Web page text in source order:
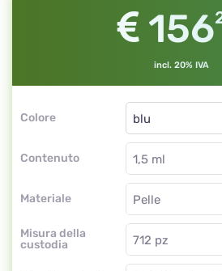
ml,
blu
156
incl. 20% IVA
Colore
Contenuto
Materiale
Misura della
custodia